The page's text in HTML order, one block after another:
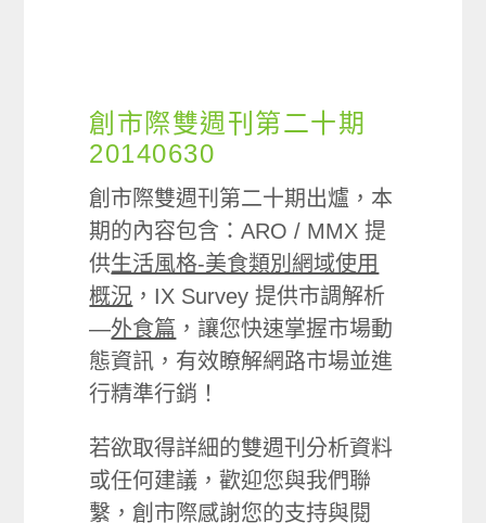
創市際雙週刊第二十期
20140630
創市際雙週刊第二十期出爐，本
期的內容包含：ARO / MMX 提
供生活風格-美食類別網域使用
概況 ，IX Survey 提供市調解析
—外食篇 ，讓您快速掌握市場動
態資訊，有效瞭解網路市場並進
行精準行銷！
若欲取得詳細的雙週刊分析資料
或任何建議，歡迎您與我們聯
繫，創市際感謝您的支持與閱